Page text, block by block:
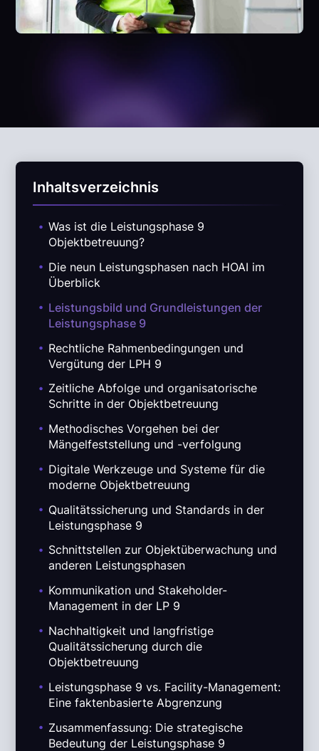
Inhaltsverzeichnis
. Was ist die Leistungsphase 9
Objektbetreuung?
. Die neun Leistungsphasen nach HOAI im
Überblick
. Leistungsbild und Grundleistungen der
Leistungsphase 9
. Rechtliche Rahmenbedingungen und
Vergütung der LPH 9
. Zeitliche Abfolge und organisatorische
Schritte in der Objektbetreuung
. Methodisches Vorgehen bei der
Mängelfeststellung und -verfolgung
. Digitale Werkzeuge und Systeme für die
moderne Objektbetreuung
. Qualitätssicherung und Standards in der
Leistungsphase 9
. Schnittstellen zur Objektüberwachung und
anderen Leistungsphasen
. Kommunikation und Stakeholder-
Management in der LP 9
. Nachhaltigkeit und langfristige
Qualitätssicherung durch die
Objektbetreuung
. Leistungsphase 9 vs. Facility-Management:
Eine faktenbasierte Abgrenzung
. Zusammenfassung: Die strategische
Bedeutung der Leistungsphase 9